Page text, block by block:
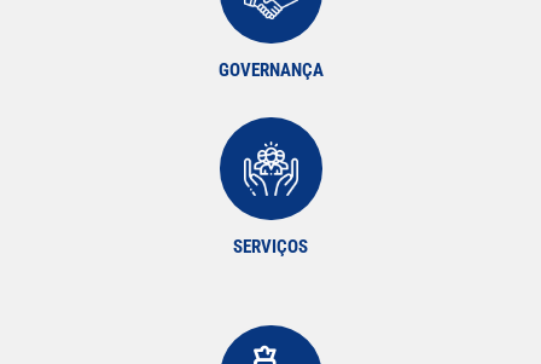
GOVERNANÇA
SERVIÇOS